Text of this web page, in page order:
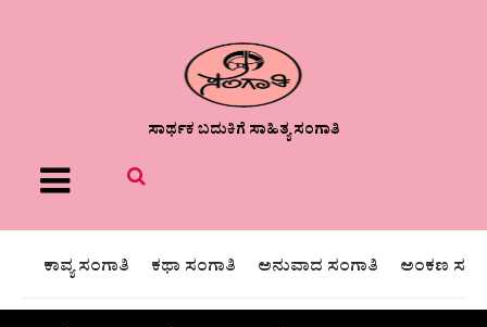
ಸಾರ್ಥಕ ಬದುಕಿಗೆ ಸಾಹಿತ್ಯ ಸಂಗಾತಿ
Menu
ಕಾವ್ಯ ಸಂಗಾತಿ ಕಥಾ ಸಂಗಾತಿ ಅನುವಾದ ಸಂಗಾತಿ ಅಂಕಣ